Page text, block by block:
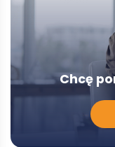
Chcę
porozmawiać